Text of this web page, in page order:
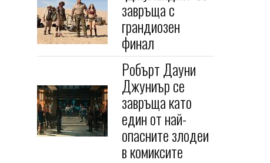
завръща с
грандиозен
финал
Робърт Дауни
Джуниър се
завръща като
един от най-
опасните злодеи
в комиксите